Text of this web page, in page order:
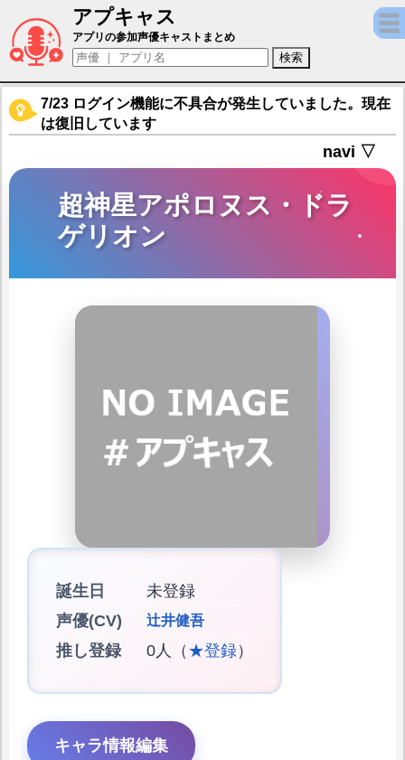
アプキャス
超神星アポロヌス・ドラゲリオン（声優：
アプリの参加声優キャストまとめ
7/23 ログイン機能に不具合が発生していました。現在
は復旧しています
navi ▽
超神星アポロヌス・ドラ
ゲリオン
誕生日
未登録
声優(CV)
辻井健吾
推し登録 0人（ ★登録）
キャラ情報編集